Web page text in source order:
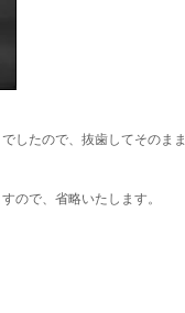
したので、抜歯してそのまま
ので、省略いたします。